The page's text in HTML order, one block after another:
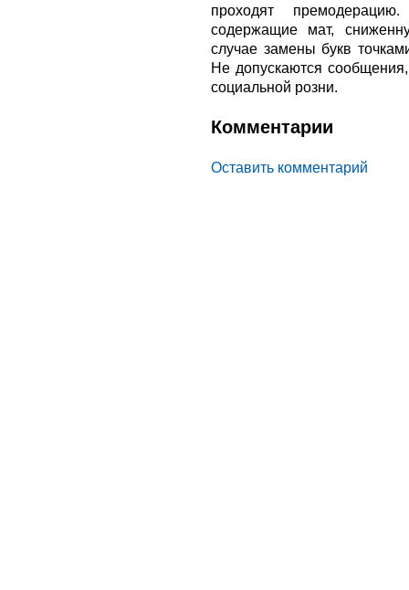
проходят
содержащие мат,
случае замены букв
Не допускаются
социальной розни.
Комментарии
Оставить комментарий